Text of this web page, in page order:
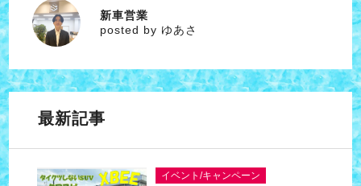
ゆあさ
新車営業
posted by ゆあさ
最新記事
イベント/キャンペーン